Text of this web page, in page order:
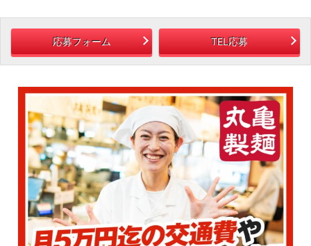
応募フォーム TEL応募